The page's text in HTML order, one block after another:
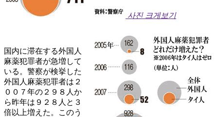
사진 크게보기
国内に滞在する外国人
麻薬犯罪者が急増して
いる。警察が検挙した
外国人麻薬犯罪者は２
００７年の２９８人か
ら昨年は９２８人と３
倍以上増えた。このう